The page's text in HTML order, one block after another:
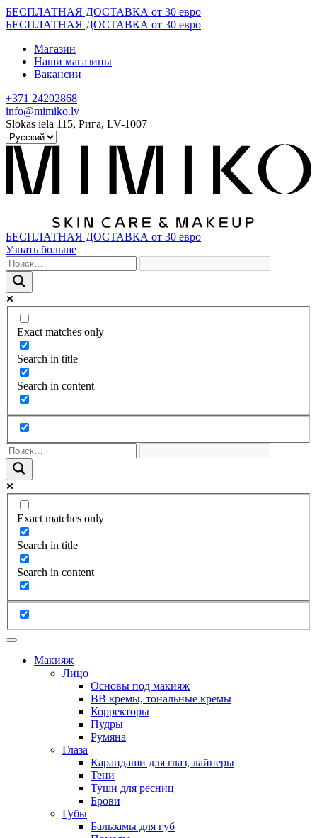
Skip
to
БЕСПЛАТНАЯ ДОСТАВКА от 30 евро
БЕСПЛАТНАЯ ДОСТАВКА от 30 евро
Магазин
Наши магазины
Вакансии
+371 24202868
info@mimiko.lv
Slokas iela 115, Рига, LV-1007
БЕСПЛАТНАЯ ДОСТАВКА от 30 евро
Узнать больше
Exact matches only
Search in title
Search in content
Exact matches only
Search in title
Search in content
Макияж
Лицо
Основы под макияж
BB кремы, тональные кремы
Корректоры
Пудры
Румяна
Глаза
Карандаши для глаз, лайнеры
Тени
Туши для ресниц
Брови
Губы
Бальзамы для губ